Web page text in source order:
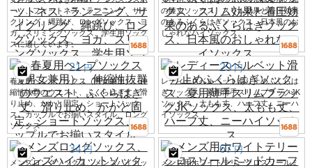
ーツ、フィットネス、ランニング、サイ
クリング、縄跳び、ロングソックス、ヨ
ガ、スリミングソックス、学生用ソック
スに適しています。
の膝丈ソックス、スリム効果と着圧効果
のあるふくらはぎソックス、日本風のお
しゃれなハイソックス。
21 円
春夏用ヘンプソックス（男女兼用）、伸
縮性抜群のウエスト、ふくらはぎ丈、滑
り止め、かかと固定、ショートソック
ス、カップルでお揃いスタイル、ロング
ソックス
29 円
レディースベルベット滑り止めふくらは
ぎソックス、夏用薄手スリムブラックJK
ソックス、太もも丈、ハーフ丈、ニーハ
イソックス
34 円
メンズロングソックス、メンズハイカッ
67 円
メンズ用ホワイトテリークロスソールミ